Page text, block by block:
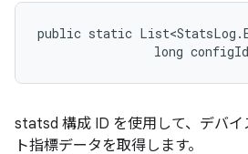
public static
long
statsd 構成 ID を使用して、デバ
ト指標データを取得します。